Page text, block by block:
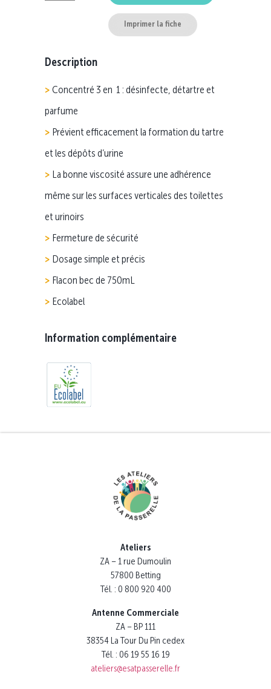
Imprimer la fiche
Description
Concentré 3 en 1 : désinfecte, détartre et
parfume
Prévient efficacement la formation du tartre
et les dépôts d’urine
La bonne viscosité assure une adhérence
même sur les surfaces verticales des toilettes
et urinoirs
Fermeture de sécurité
Dosage simple et précis
Flacon bec de 750mL
Ecolabel
Information complémentaire
Ateliers
ZA – 1 rue Dumoulin
57800 Betting
Tél. : 0 800 920 400
Antenne Commerciale
ZA – BP 111
38354 La Tour Du Pin cedex
Tél. : 06 19 55 16 19
ateliers@esatpasserelle.fr